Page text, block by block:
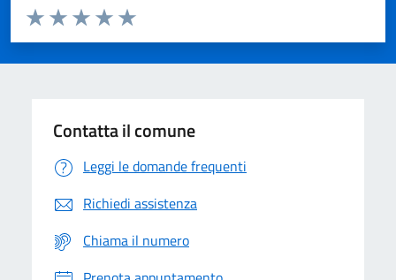
Domanda
Valuta da 1 a 5 stelle la pagina
Valuta 5 stelle su 5
Valuta 4 stelle su 5
Valuta 3 stelle su 5
Valuta 2 stelle su 5
Valuta 1 stelle su 5
Contatta il comune
Leggi le domande frequenti
Richiedi assistenza
Chiama il numero